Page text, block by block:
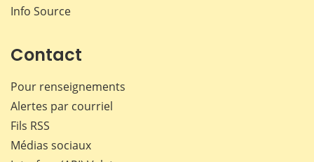
Info Source
Contact
Pour renseignements
Alertes par courriel
Fils RSS
Médias sociaux